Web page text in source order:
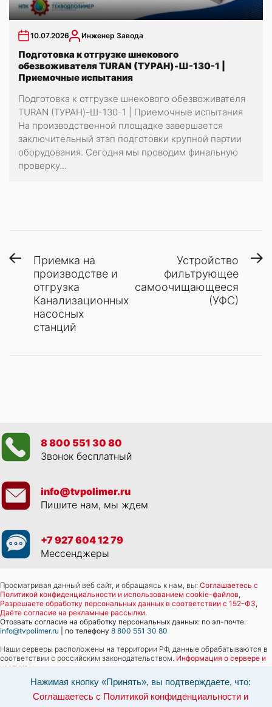
Нажимая кнопку «Принять», вы подтверждаете, что:
Соглашаетесь с Политикой конфиденциальности и
10.07.2026 Инженер Завода
Подготовка к отгрузке шнекового
обезвоживателя TURAN (ТУРАН)-Ш-130-1 |
Приемочные испытания
Подготовка к отгрузке шнекового обезвоживателя
TURAN (ТУРАН)-Ш-130-1 | Приемочные испытания
На производственной площадке завершается
заключительный этап подготовки крупной партии
оборудования. Сегодня мы проводим финальную
проверку...
Навигация
записям
Предыдущая
запись:
Приемка на
производстве и
отгрузка
Канализационных
насосных
станций
Устройство
фильтрующее
самоочищающееся
(УФС)
8 800 551 30 80
Звонок бесплатный
info@tvpolimer.ru
Пишите нам, мы ждем
+7 927 604 12 79
Мессенджеры
Просматривая данный веб сайт, и обращаясь к нам, вы: Соглашаетесь с
Политикой конфиденциальности и использованием cookie-файлов,
Разрешаете обработку персональных данных в соответствии с 152-ФЗ,
Даёте согласие на рекламные рассылки.
Отозвать согласие на обработку персональных данных: по эл-почте:
info@tvpolimer.ru | по телефону 8 800 551 30 80
Наши серверы расположены на территории РФ, данные обрабатываются в
соответствии с российским законодательством. Информация о сервере и
хостинге.
Сайт носит исключительно информационный характер и не является
публичной офертой (ст. 437 ГК РФ). Для уточнения стоимости, условий